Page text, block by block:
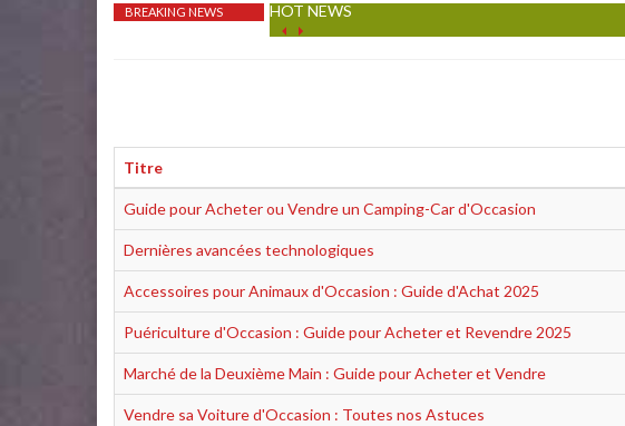
BREAKING NEWS
HOT NEWS
Titre
Guide pour Acheter ou Vendre un Camping-Car d'Occasion
Dernières avancées technologiques
Accessoires pour Animaux d'Occasion : Guide d'Achat 2025
Puériculture d'Occasion : Guide pour Acheter et Revendre 2025
Marché de la Deuxième Main : Guide pour Acheter et Vendre
Vendre sa Voiture d'Occasion : Toutes nos Astuces